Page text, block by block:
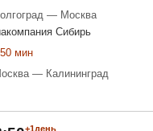
— Москва
Сибирь
мин
— Калининград
+1день